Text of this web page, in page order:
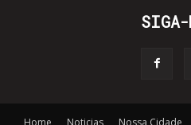
SIGA-
Home Noticias Nossa Cidade